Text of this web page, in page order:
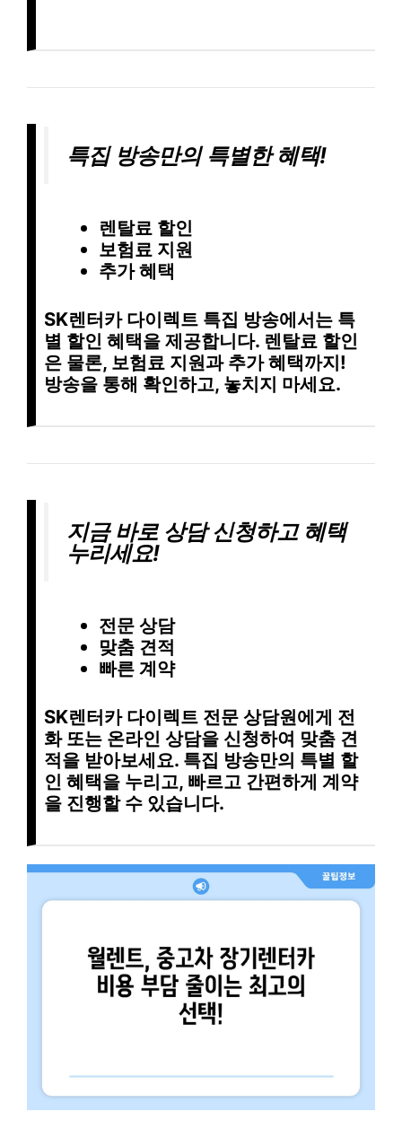
특집 방송만의 특별한 혜택!
렌탈료 할인
보험료 지원
추가 혜택
SK렌터카 다이렉트 특집 방송에서는 특
별 할인 혜택을 제공합니다. 렌탈료 할인
은 물론, 보험료 지원과 추가 혜택까지!
방송을 통해 확인하고, 놓치지 마세요.
지금 바로 상담 신청하고 혜택
누리세요!
전문 상담
맞춤 견적
빠른 계약
SK렌터카 다이렉트 전문 상담원에게 전
화 또는 온라인 상담을 신청하여 맞춤 견
적을 받아보세요. 특집 방송만의 특별 할
인 혜택을 누리고, 빠르고 간편하게 계약
을 진행할 수 있습니다.